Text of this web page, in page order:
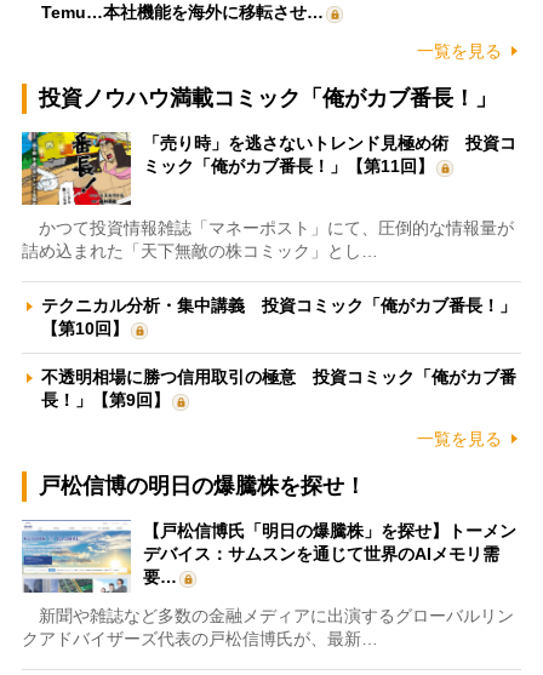
Temu…本社機能を海外に移転させ…
一覧を見る
投資ノウハウ満載コミック「俺がカブ番長！」
「売り時」を逃さないトレンド見極め術 投資コ
ミック「俺がカブ番長！」【第11回】
かつて投資情報雑誌「マネーポスト」にて、圧倒的な情報量が
詰め込まれた「天下無敵の株コミック」とし…
テクニカル分析・集中講義 投資コミック「俺がカブ番長！」
【第10回】
不透明相場に勝つ信用取引の極意 投資コミック「俺がカブ番
長！」【第9回】
一覧を見る
戸松信博の明日の爆騰株を探せ！
【戸松信博氏「明日の爆騰株」を探せ】トーメン
デバイス：サムスンを通じて世界のAIメモリ需
要…
新聞や雑誌など多数の金融メディアに出演するグローバルリン
クアドバイザーズ代表の戸松信博氏が、最新…